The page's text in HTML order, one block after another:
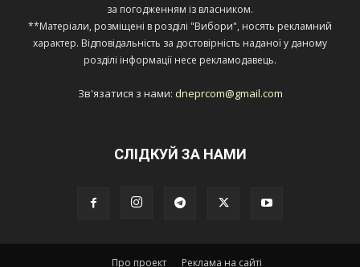
за погодженням із власником.
**Матеріали, розміщені в розділі "Вибори", носять рекламний
характер. Відповідальність за достовірність наданої у даному
розділі інформації несе рекламодавець.
Зв'язатися з нами: dneprcom@gmail.com
СЛІДКУЙ ЗА НАМИ
Про проект Реклама на сайті